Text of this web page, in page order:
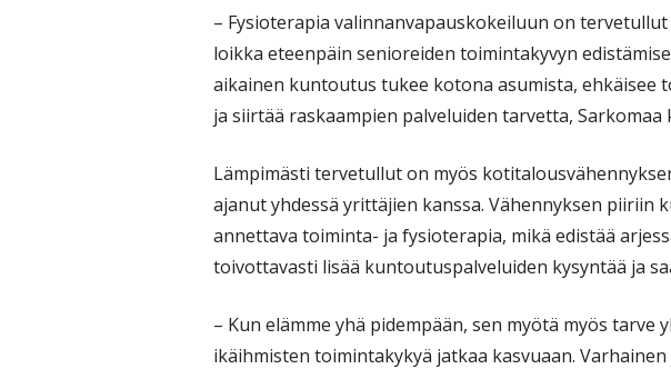
– Fysioterapia valinnanvapauskokeiluun on
loikka eteenpäin senioreiden toimintakyvyn
aikainen kuntoutus tukee kotona asumista, ehkäisee
ja siirtää raskaampien palveluiden tarvetta, Sarkomaa
Lämpimästi tervetullut on myös
ajanut yhdessä yrittäjien kanssa. Vähennyksen piiriin
annettava toiminta- ja fysioterapia, mikä edistää
toivottavasti lisää kuntoutuspalveluiden kysyntää ja
– Kun elämme yhä pidempään, sen myötä myös tarve
ikäihmisten toimintakykyä jatkaa kasvuaan.